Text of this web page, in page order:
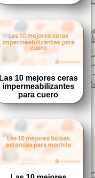
Las 10 mejores ceras
impermeabilizantes
para cuero